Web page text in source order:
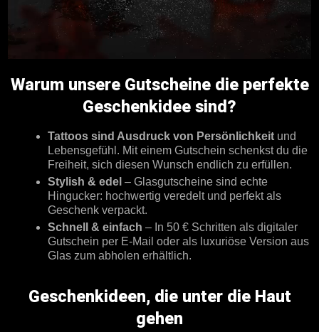
Warum unsere Gutscheine die perfekte
Geschenkidee sind?
Tattoos sind Ausdruck von Persönlichkeitund
Lebensgefühl. Mit einem Gutschein schenkst du die
Freiheit, sich diesen Wunsch endlich zu erfüllen.
Stylish & edel – Glasgutscheine sind echte
Hingucker: hochwertig veredelt und perfekt als
Geschenk verpackt.
Schnell & einfach – In 50 € Schritten als digitaler
Gutschein per E‑Mail oder als luxuriöse Version aus
Glas zum abholen erhältlich.
Geschenkideen, die unter die Haut
gehen